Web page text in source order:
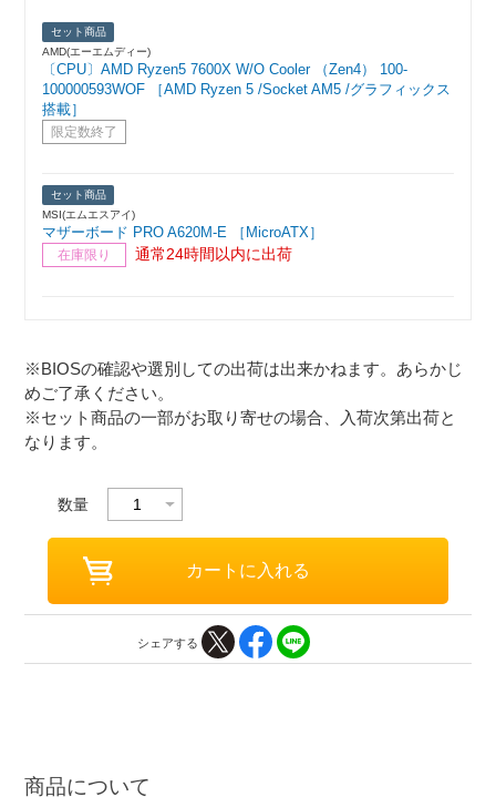
セット商品
AMD(エーエムディー)
〔CPU〕AMD Ryzen5 7600X W/O Cooler （Zen4） 100-
100000593WOF ［AMD Ryzen 5 /Socket AM5 /グラフィックス
搭載］
限定数終了
セット商品
MSI(エムエスアイ)
マザーボード PRO A620M-E ［MicroATX］
在庫限り 通常24時間以内に出荷
※BIOSの確認や選別しての出荷は出来かねます。あらかじ
めご了承ください。
※セット商品の一部がお取り寄せの場合、入荷次第出荷と
なります。
数量
シェアする
商品について